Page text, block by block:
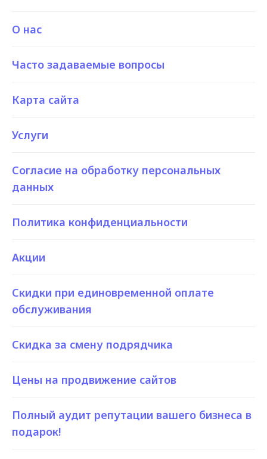
О нас
Часто задаваемые вопросы
Карта сайта
Услуги
Согласие на обработку персональных
данных
Политика конфиденциальности
Акции
Скидки при единовременной оплате
обслуживания
Скидка за смену подрядчика
Цены на продвижение сайтов
Полный аудит репутации вашего бизнеса в
подарок!